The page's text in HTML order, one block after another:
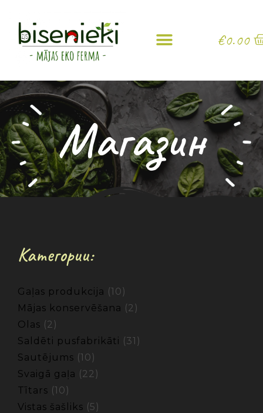
€0.00
Магазин
Категории:
Gaļas produkcija
10
Mājas konservēšana
2
Olas
2
Saldēti pusfabrikāti
31
Sautējums
10
Svaigā gaļa
22
Tītars
10
Vistas šašliks
5